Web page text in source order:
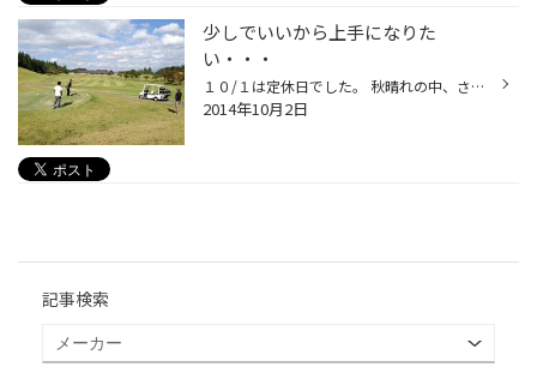
少しでいいから上手になりた
い・・・
１０/１は定休日でした。 秋晴れの中、さわやかにGOLFでスポーツの秋！！ なんですが・・・・・ どうして上手にあたらないのかなぁ～（はぁ～・・・） メンタルの弱さも顕著に現れ、 後ろの方たちがやってくると・・・ 「見られてる！」とあたふた。 こうなってしまうと大変です。 打っても、打って...
2014年10月2日
記事検索